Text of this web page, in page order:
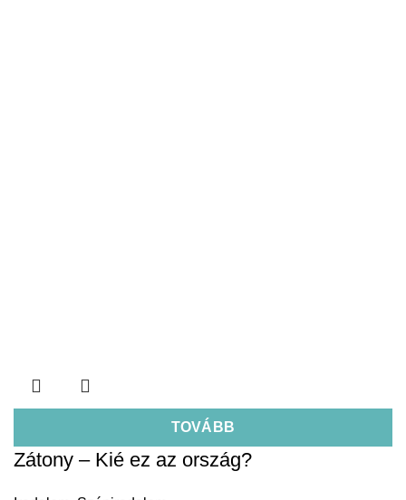
TOVÁBB
Zátony – Kié ez az ország?